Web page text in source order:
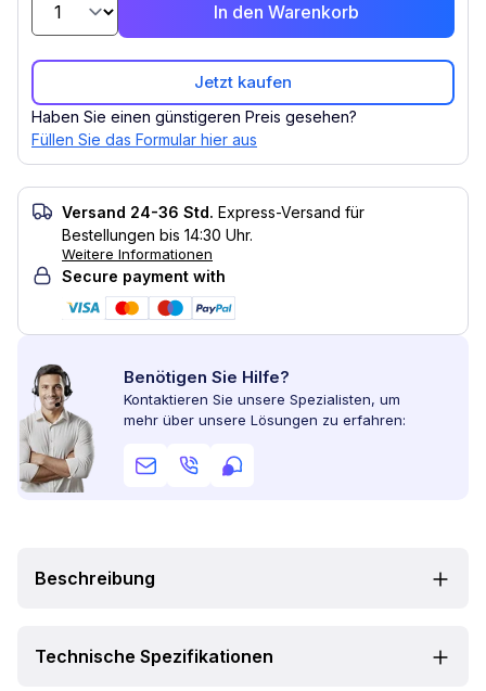
In den Warenkorb
Jetzt kaufen
Haben Sie einen günstigeren Preis gesehen?
Füllen Sie das Formular hier aus
Versand 24-36 Std. Express-Versand für
Bestellungen bis 14:30 Uhr.
Weitere Informationen
Secure payment with
Benötigen Sie Hilfe?
Kontaktieren Sie unsere Spezialisten, um
mehr über unsere Lösungen zu erfahren:
Beschreibung
Technische Spezifikationen